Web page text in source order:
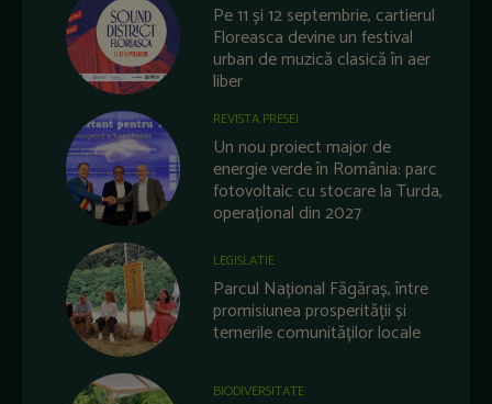
Pe 11 și 12 septembrie, cartierul
Floreasca devine un festival
urban de muzică clasică în aer
liber
REVISTA PRESEI
Un nou proiect major de
energie verde în România: parc
fotovoltaic cu stocare la Turda,
operațional din 2027
LEGISLATIE
Parcul Național Făgăraș, între
promisiunea prosperității și
temerile comunităților locale
BIODIVERSITATE